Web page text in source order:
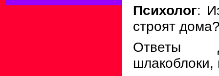
Психолог:
строят
Ответы
шлакоблоки,